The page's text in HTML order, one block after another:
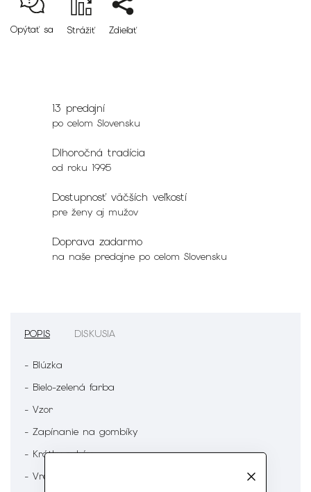
Opýtať sa Strážiť Zdieľať
13 predajní
po celom Slovensku
Dlhoročná tradícia
od roku 1995
Dostupnosť väčších veľkostí
pre ženy aj mužov
Doprava zadarmo
na naše predajne po celom Slovensku
POPIS DISKUSIA
- Blúzka
- Bielo-zelená farba
- Vzor
- Zapínanie na gombíky
- Krátky rukáv
- Vrecko